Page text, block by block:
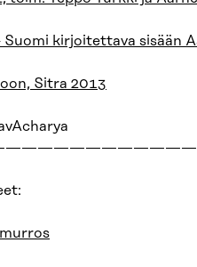
kirjoitettava sisään
Sitra 2013